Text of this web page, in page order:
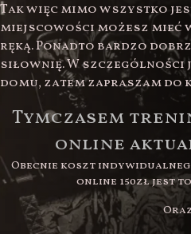
Tak więc mimo wszystko
miejscowości możesz mieć
ręką. Ponadto bardzo
siłownię. W
domu, zatem zapraszam
Tymczasem
online
Obecnie koszt
online 150zł jest